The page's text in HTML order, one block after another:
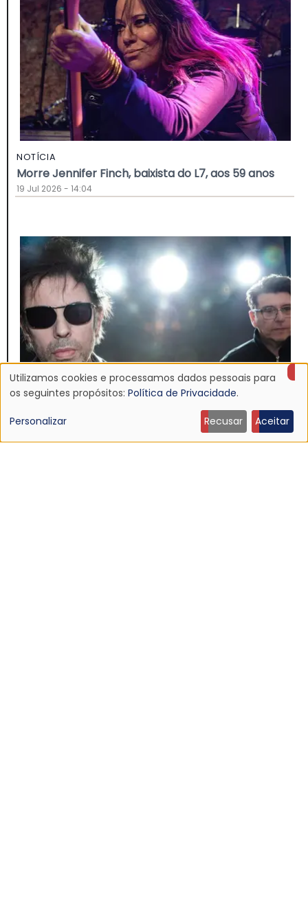
NOTÍCIA
Morre Jennifer Finch, baixista do L7, aos 59 anos
19 Jul 2026 - 14:04
Uso
de
Utilizamos cookies e processamos dados pessoais para
os seguintes propósitos: Política de Privacidade.
Personalizar Recusar Aceitar